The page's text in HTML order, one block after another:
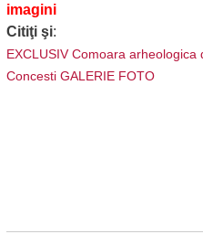
imagini
Citiţi şi:
EXCLUSIV Comoara
Concesti GALERIE FOTO